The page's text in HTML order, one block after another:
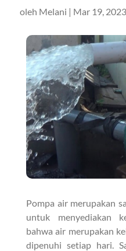
oleh Melani | Mar 19, 2023
Pompa air merupakan
untuk menyediakan
bahwa air merupakan
dipenuhi setiap hari.